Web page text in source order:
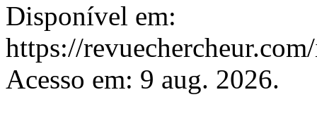
Disponível em:
https://
Acesso em: 9 aug. 2026.